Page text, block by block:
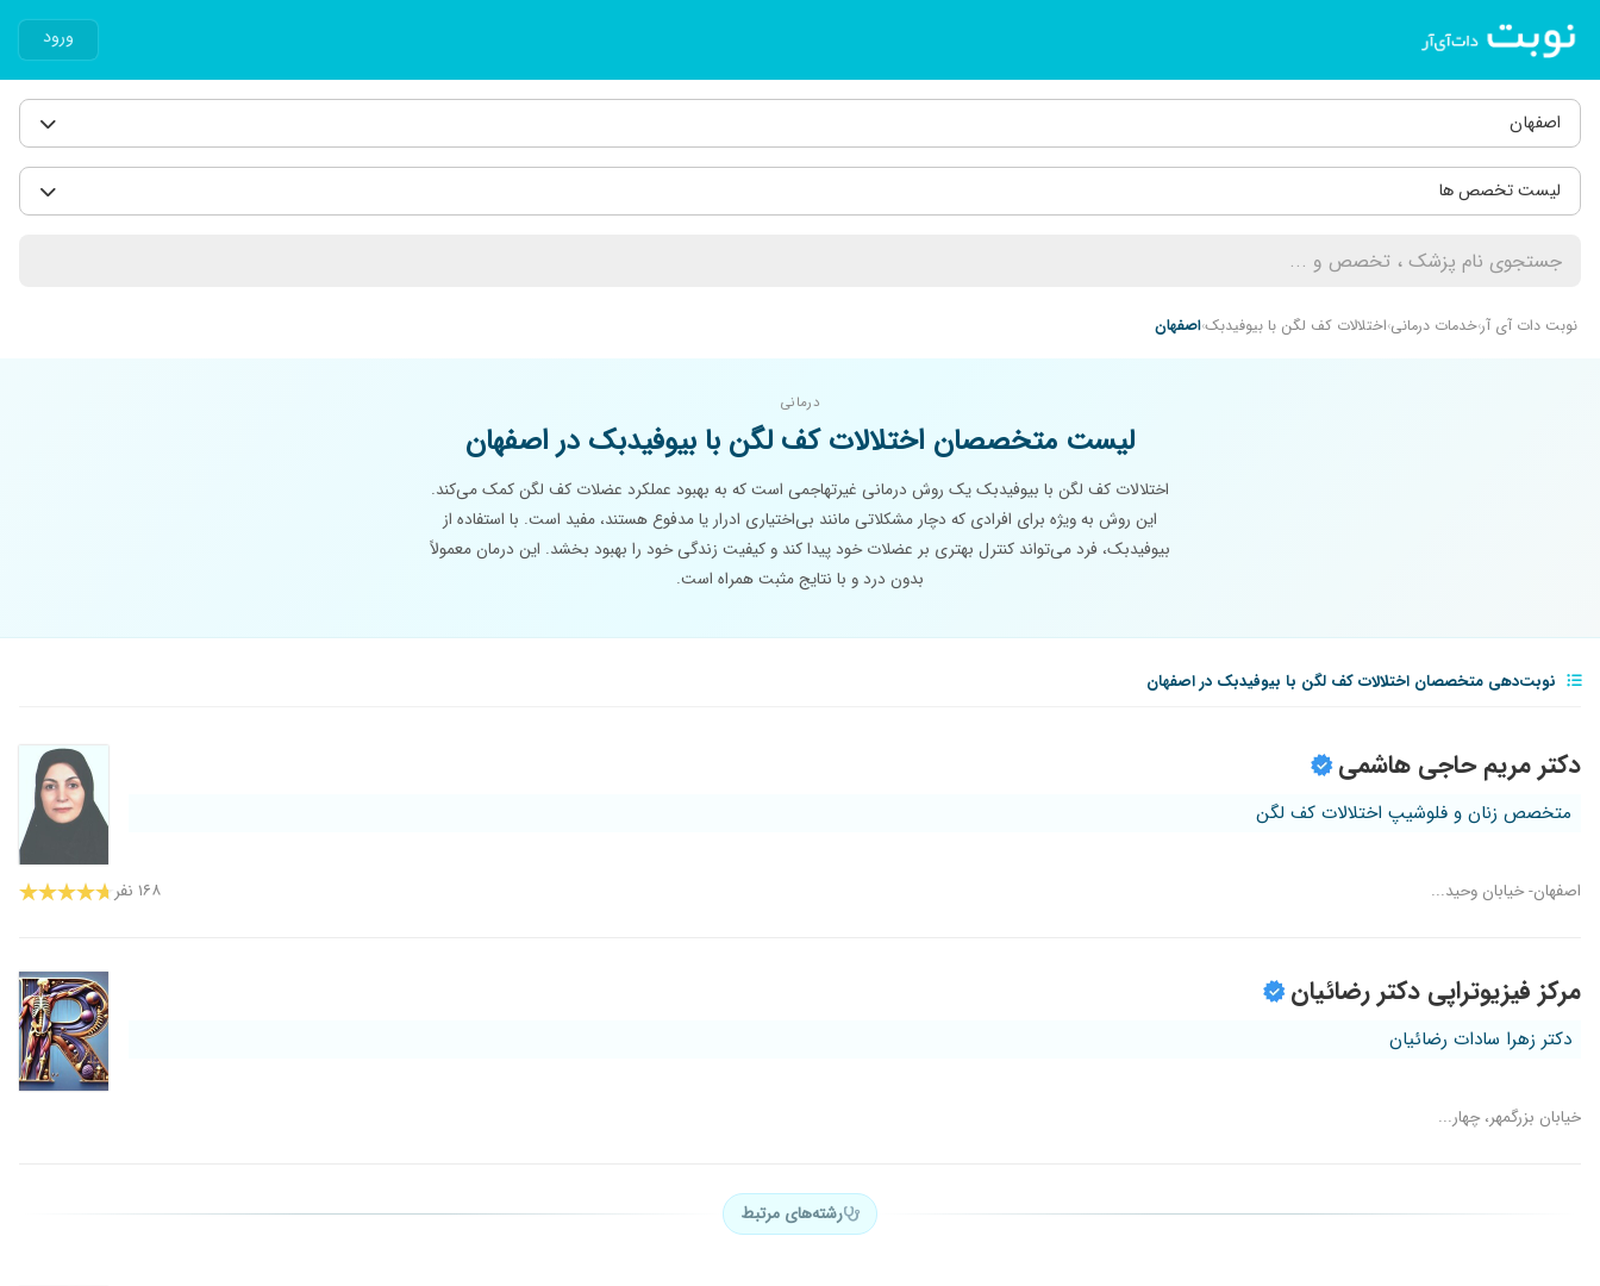
ورود
اصفهان
لیست تخصص ها
نوبت دات آی آرخدمات درمانی اختلالات کف لگن با بیوفیدبکاصفهان
درمانی
لیست متخصصان اختلالات کف لگن با بیوفیدبک در اصفهان
اختلالات کف لگن با بیوفیدبک یک روش درمانی غیرتهاجمی است که به بهبود عملکرد عضلات کف لگن کمک می‌کند.
این روش به ویژه برای افرادی که دچار مشکلاتی مانند بی‌اختیاری ادرار یا مدفوع هستند، مفید است. با استفاده از
بیوفیدبک، فرد می‌تواند کنترل بهتری بر عضلات خود پیدا کند و کیفیت زندگی خود را بهبود بخشد. این درمان معمولاً
بدون درد و با نتایج مثبت همراه است.
نوبت‌دهی متخصصان اختلالات کف لگن با بیوفیدبک در اصفهان
دکتر مریم حاجی هاشمی
متخصص زنان و فلوشیپ اختلالات کف لگن
اصفهان- خیابان وحید... ۱۶۸ نفر
مرکز فیزیوتراپی دکتر رضائیان
دکتر زهرا سادات رضائیان
خیابان بزرگمهر، چهار...
رشته‌های مرتبط